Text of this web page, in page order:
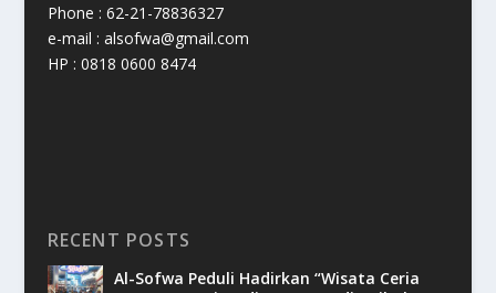
Phone : 62-21-78836327
e-mail : alsofwa@gmail.com
HP : 0818 0600 8474
RECENT POSTS
Al-Sofwa Peduli Hadirkan “Wisata Ceria